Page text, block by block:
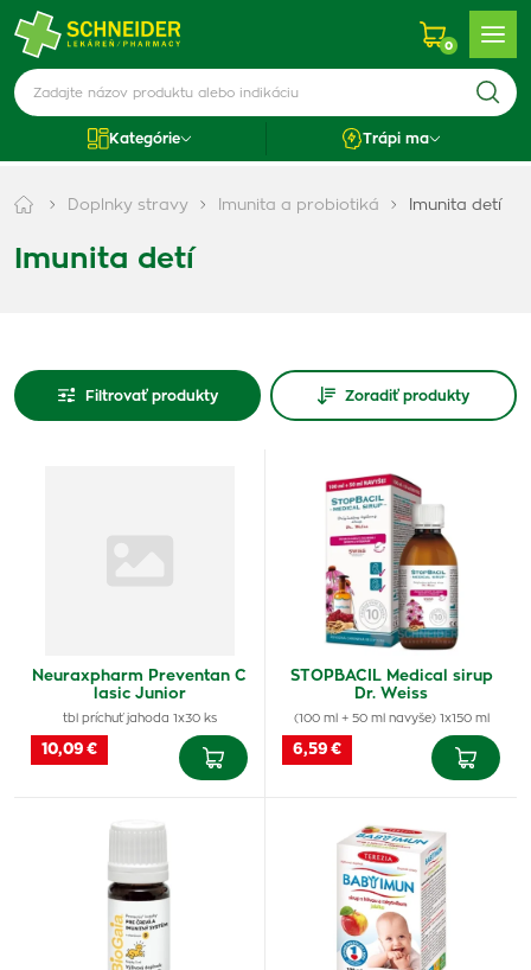
0
Kategórie Trápi ma
Doplnky stravy Imunita a probiotiká Imunita detí
Imunita detí
Filtrovať produkty Zoradiť produkty
Neuraxpharm Preventan C
lasic Junior
tbl príchuť jahoda 1x30 ks
10,09 €
STOPBACIL Medical sirup
Dr. Weiss
(100 ml + 50 ml navyše) 1x150 ml
6,59 €